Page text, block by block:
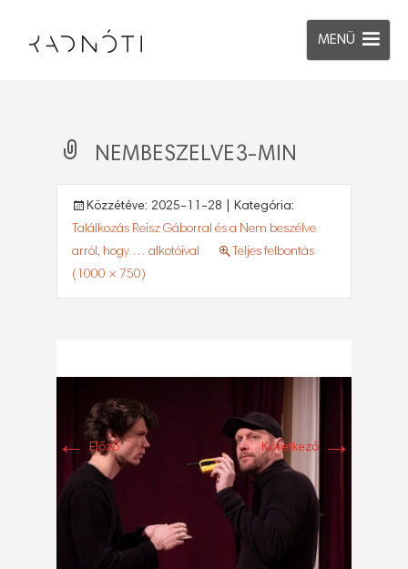
MENÜ
NEMBESZELVE3-MIN
Közzétéve: 2025-11-28 | Kategória:
Találkozás Reisz Gáborral és a Nem beszélve
arról, hogy … alkotóival
Teljes felbontás
(1000 × 750)
← Előző Következő →